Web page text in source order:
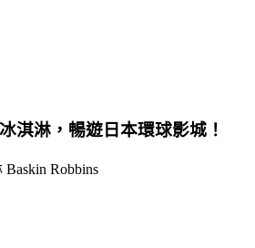
淇淋，暢遊日本環球影城！
Robbins